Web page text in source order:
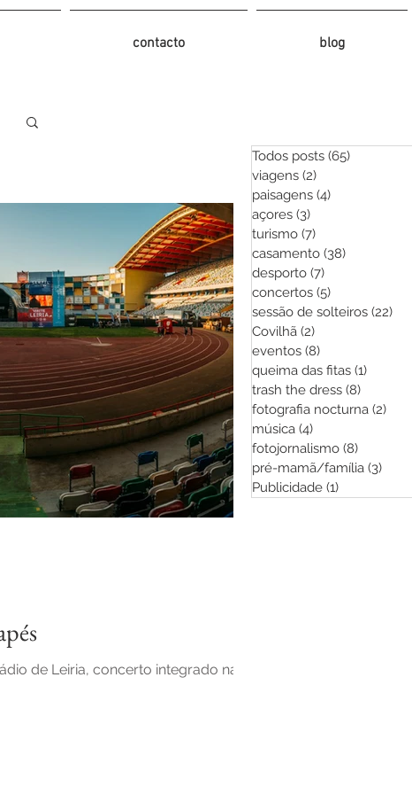
contacto blog
de Leiria, concerto integrado na Feira
Todos posts (65)
viagens (2)
paisagens (4)
açores (3)
turismo (7)
casamento (38)
desporto (7)
concertos (5)
sessão de solteiros (22)
Covilhã (2)
eventos (8)
queima das fitas (1)
trash the dress (8)
fotografia nocturna (2)
música (4)
fotojornalismo (8)
pré-mamã/família (3)
Publicidade (1)